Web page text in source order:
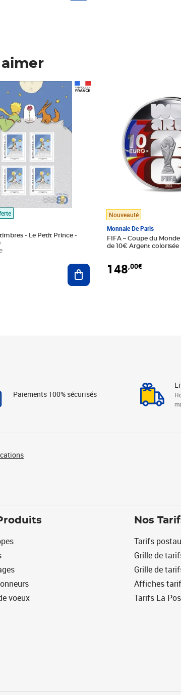
- Le Petit Prince -
Ajouter au panier
Nouveauté
Monnaie De Paris
FIFA – Coupe du
de 10€ Argent colorisée
148,00€
Paiements 100% sécurisés
voeux
Nos
Tarifs
Grille de
Grille de
Affiches
Tarifs La